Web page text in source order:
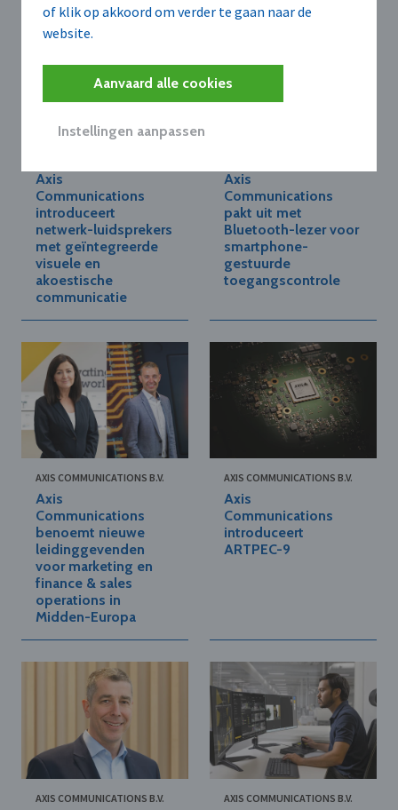
of klik op akkoord om verder te gaan naar de
website.
Aanvaard alle cookies
Instellingen aanpassen
Axis
Communications
introduceert
netwerk-luidsprekers
met geïntegreerde
visuele en
akoestische
communicatie
Axis
Communications
pakt uit met
Bluetooth-lezer voor
smartphone-
gestuurde
toegangscontrole
AXIS COMMUNICATIONS B.V.
Axis
Communications
benoemt nieuwe
leidinggevenden
voor marketing en
finance & sales
operations in
Midden-Europa
AXIS COMMUNICATIONS B.V.
Axis
Communications
introduceert
ARTPEC-9
AXIS COMMUNICATIONS B.V. AXIS COMMUNICATIONS B.V.